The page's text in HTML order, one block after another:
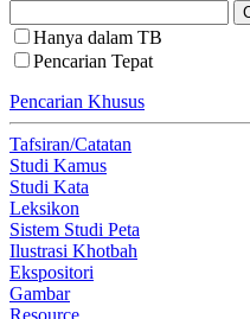
Hanya dalam TB
Pencarian Tepat
Pencarian Khusus
Tafsiran/Catatan
Studi Kamus
Studi Kata
Leksikon
Sistem Studi Peta
Ilustrasi Khotbah
Ekspositori
Gambar
Resource